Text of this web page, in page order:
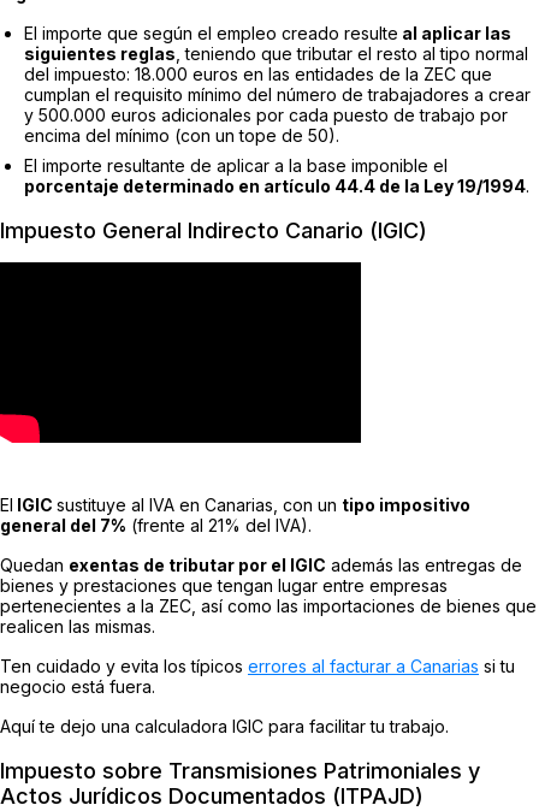
El importe que según el empleo creado resulte al aplicar las
siguientes reglas , teniendo que tributar el resto al tipo normal
del impuesto: 18.000 euros en las entidades de la ZEC que
cumplan el requisito mínimo del número de trabajadores a crear
y 500.000 euros adicionales por cada puesto de trabajo por
encima del mínimo (con un tope de 50).
El importe resultante de aplicar a la base imponible el
porcentaje determinado en artículo 44.4 de la Ley 19/1994.
Impuesto General Indirecto Canario (IGIC)
El IGIC sustituye al IVA en Canarias, con un tipo impositivo
general del 7% (frente al 21% del IVA).
Quedan exentas de tributar por el IGIC además las entregas de
bienes y prestaciones que tengan lugar entre empresas
pertenecientes a la ZEC, así como las importaciones de bienes que
realicen las mismas.
Ten cuidado y evita los típicos errores al facturar a Canarias si tu
negocio está fuera.
Aquí te dejo una calculadora IGIC para facilitar tu trabajo.
Impuesto sobre Transmisiones Patrimoniales y
Actos Jurídicos Documentados (ITPAJD)